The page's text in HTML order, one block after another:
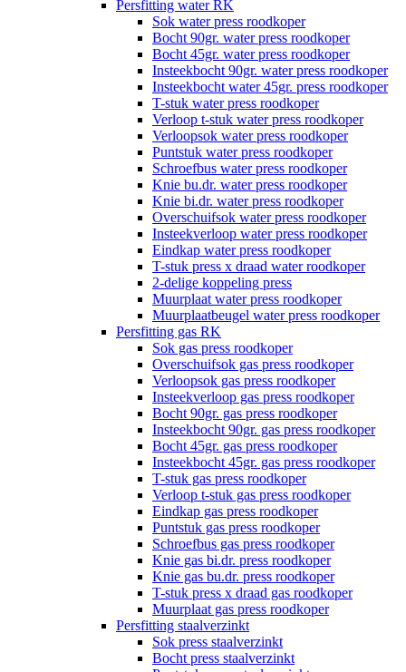
Persfitting water RK
Sok water press roodkoper
Bocht 90gr. water press roodkoper
Bocht 45gr. water press roodkoper
Insteekbocht 90gr. water press roodkoper
Insteekbocht water 45gr. press roodkoper
T-stuk water press roodkoper
Verloop t-stuk water press roodkoper
Verloopsok water press roodkoper
Puntstuk water press roodkoper
Schroefbus water press roodkoper
Knie bu.dr. water press roodkoper
Knie bi.dr. water press roodkoper
Overschuifsok water press roodkoper
Insteekverloop water press roodkoper
Eindkap water press roodkoper
T-stuk press x draad water roodkoper
2-delige koppeling press
Muurplaat water press roodkoper
Muurplaatbeugel water press roodkoper
Persfitting gas RK
Sok gas press roodkoper
Overschuifsok gas press roodkoper
Verloopsok gas press roodkoper
Insteekverloop gas press roodkoper
Bocht 90gr. gas press roodkoper
Insteekbocht 90gr. gas press roodkoper
Bocht 45gr. gas press roodkoper
Insteekbocht 45gr. gas press roodkoper
T-stuk gas press roodkoper
Verloop t-stuk gas press roodkoper
Eindkap gas press roodkoper
Puntstuk gas press roodkoper
Schroefbus gas press roodkoper
Knie gas bi.dr. press roodkoper
Knie gas bu.dr. press roodkoper
T-stuk press x draad gas roodkoper
Muurplaat gas press roodkoper
Persfitting staalverzinkt
Sok press staalverzinkt
Bocht press staalverzinkt